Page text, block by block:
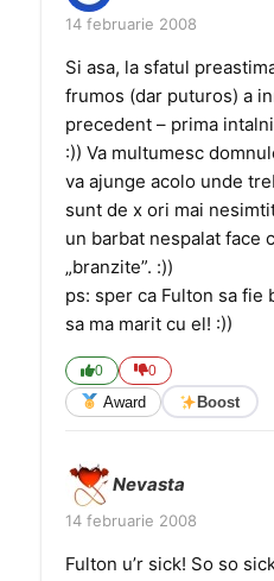
14 februarie 2008
Si asa, la sfatul
frumos (dar puturos) a
precedent – prima
:)) Va multumesc
va ajunge acolo unde
sunt de x ori mai
un barbat nespalat face
„branzite”. :))
ps: sper ca Fulton sa fie
sa ma marit cu el! :))
0 0
Award Boost
Nevasta
14 februarie 2008
Fulton u’r sick! So so